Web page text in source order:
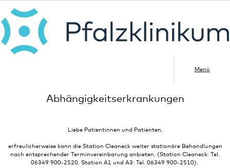
Menü
Abhängigkeitserkrankungen
Liebe Patientinnen und Patienten,
erfreulicherweise kann die Station Cleaneck weiter stationäre Behandlungen
nach entsprechender Terminvereinbarung anbieten. (Station Cleaneck: Tel.
06349 900-2520, Station A1 und A3: Tel. 06349 900-2510).